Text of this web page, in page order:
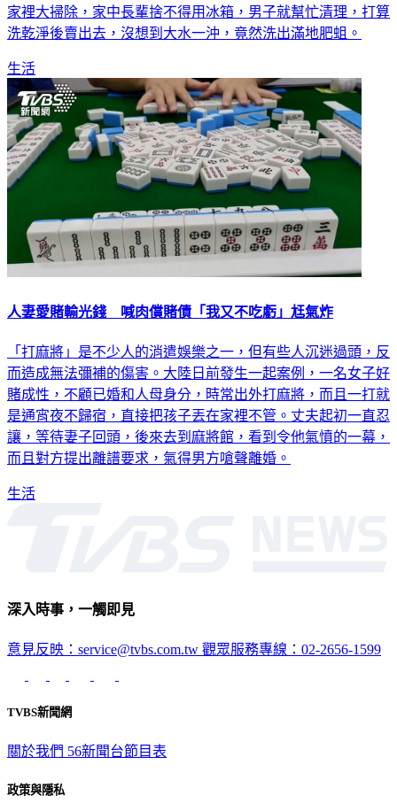
家裡大掃除，家中長輩捨不得用冰箱，男子就幫忙清理，打算
洗乾淨後賣出去，沒想到大水一沖，竟然洗出滿地肥蛆。
生活
人妻愛賭輸光錢 喊肉償賭債「我又不吃虧」尪氣炸
「打麻將」是不少人的消遣娛樂之一，但有些人沉迷過頭，反
而造成無法彌補的傷害。大陸日前發生一起案例，一名女子好
賭成性，不顧已婚和人母身分，時常出外打麻將，而且一打就
是通宵夜不歸宿，直接把孩子丟在家裡不管。丈夫起初一直忍
讓，等待妻子回頭，後來去到麻將館，看到令他氣憤的一幕，
而且對方提出離譜要求，氣得男方嗆聲離婚。
生活
深入時事，一觸即見
意見反映：service@tvbs.com.tw 觀眾服務專線：02-2656-1599
TVBS新聞網
關於我們 56新聞台節目表
政策與隱私